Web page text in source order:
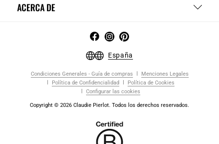
ACERCA DE
España
Condiciones Generales - Guía de compras
Menciones Legales
Política de Confidencialidad
Política de Cookies
Configurar las cookies
Copyright © 2026 Claudie Pierlot. Todos los derechos reservados.